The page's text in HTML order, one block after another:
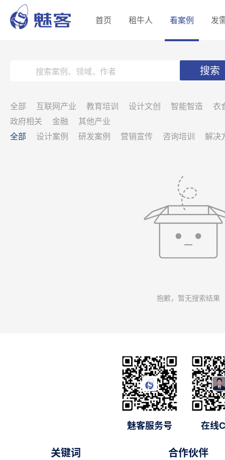
首页 租牛人 看案例 发
搜索
全部 互联网产业 教育培训 设计文创 智能智造
衣
政府相关
金融
其他产业
全部
设计案例 研发案例 营销宣传 咨询培训 解决
抱歉，暂无搜索结果
魅客服务号 在线
关键词 合作伙伴